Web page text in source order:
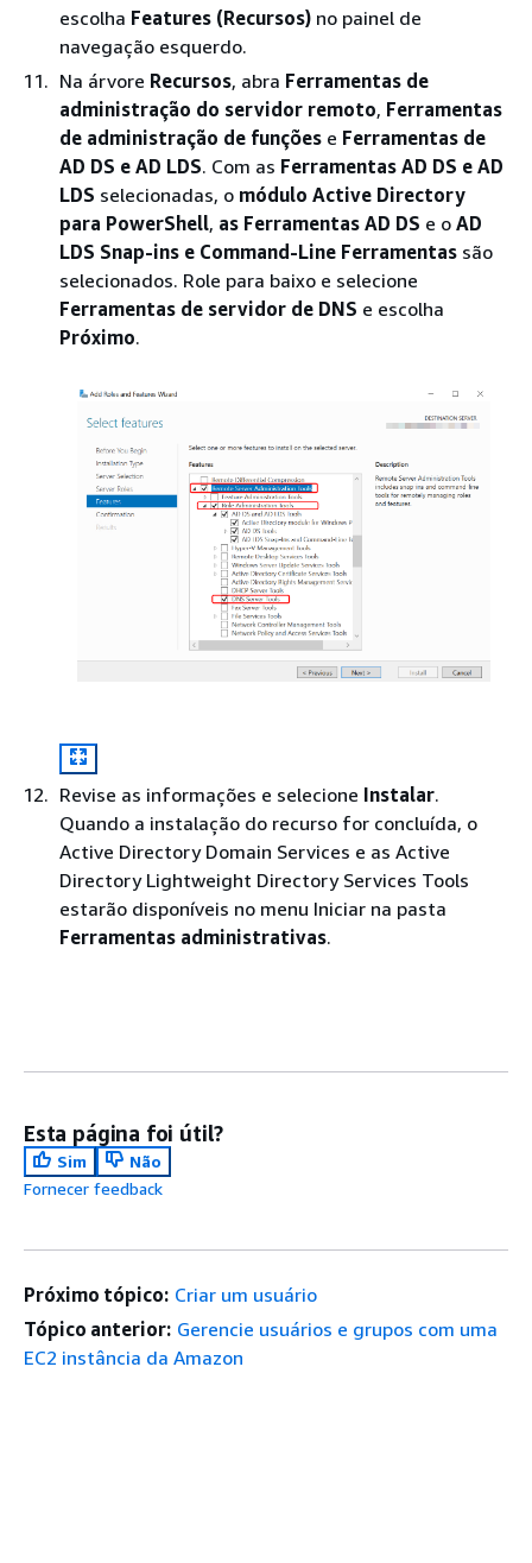
escolha Features (Recursos) no painel de
navegação esquerdo.
Na árvore Recursos, abra Ferramentas de
administração do servidor remoto, Ferramentas
de administração de funções e Ferramentas de
AD DS e AD LDS. Com as Ferramentas AD DS e AD
LDS selecionadas, o módulo Active Directory
para PowerShell, as Ferramentas AD DS e o AD
LDS Snap-ins e Command-Line Ferramentas são
selecionados. Role para baixo e selecione
Ferramentas de servidor de DNS e escolha
Próximo.
Revise as informações e selecione Instalar.
Quando a instalação do recurso for concluída, o
Active Directory Domain Services e as Active
Directory Lightweight Directory Services Tools
estarão disponíveis no menu Iniciar na pasta
Ferramentas administrativas.
Esta página foi útil?
Sim
Não
Fornecer feedback
Próximo tópico: Criar um usuário
Tópico anterior: Gerencie usuários e grupos com uma
EC2 instância da Amazon